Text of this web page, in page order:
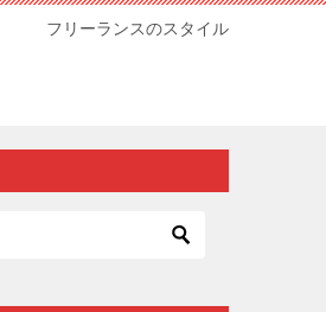
フリーランスのスタイル